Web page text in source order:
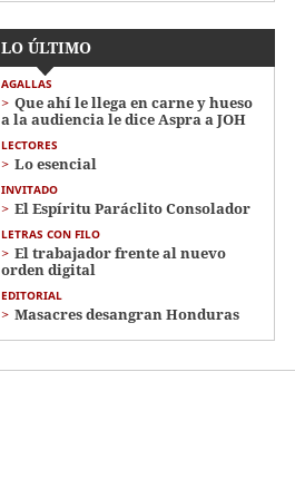
LO ÚLTIMO
AGALLAS
Que ahí le llega en carne y hueso
a la audiencia le dice Aspra a JOH
LECTORES
Lo esencial
INVITADO
El Espíritu Paráclito Consolador
LETRAS CON FILO
El trabajador frente al nuevo
orden digital
EDITORIAL
Masacres desangran Honduras